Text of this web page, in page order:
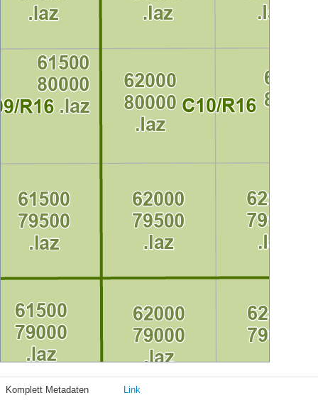
Komplett Metadaten Link